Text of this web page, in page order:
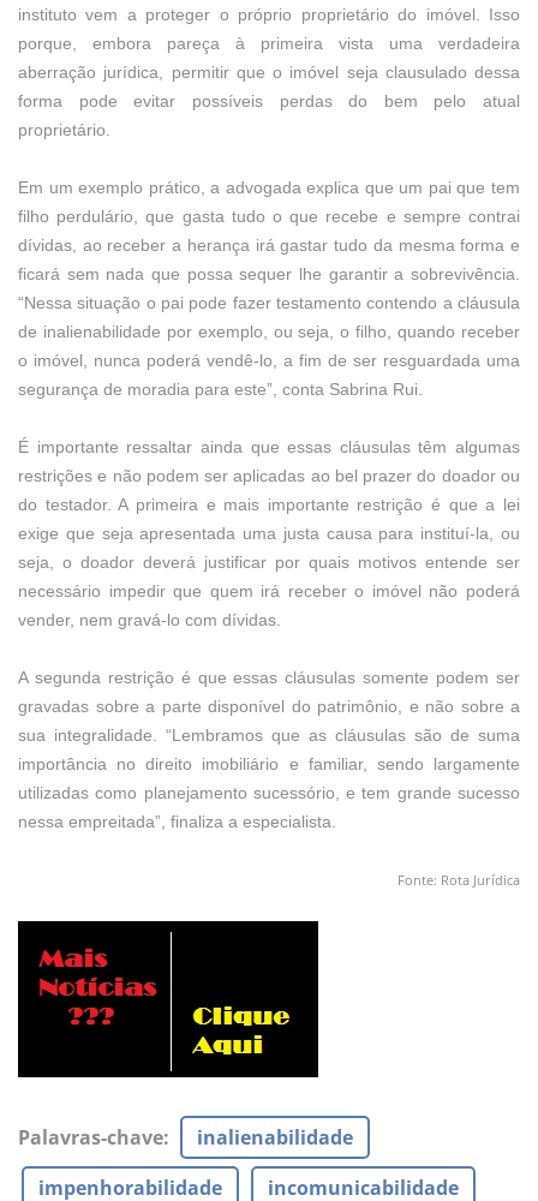
instituto vem a proteger o próprio proprietário do imóvel. Isso
porque, embora pareça à primeira vista uma verdadeira
aberração jurídica, permitir que o imóvel seja clausulado dessa
forma pode evitar possíveis perdas do bem pelo atual
proprietário.
Em um exemplo prático, a advogada explica que um pai que tem
filho perdulário, que gasta tudo o que recebe e sempre contrai
dívidas, ao receber a herança irá gastar tudo da mesma forma e
ficará sem nada que possa sequer lhe garantir a sobrevivência.
“Nessa situação o pai pode fazer testamento contendo a cláusula
de inalienabilidade por exemplo, ou seja, o filho, quando receber
o imóvel, nunca poderá vendê-lo, a fim de ser resguardada uma
segurança de moradia para este”, conta Sabrina Rui.
É importante ressaltar ainda que essas cláusulas têm algumas
restrições e não podem ser aplicadas ao bel prazer do doador ou
do testador. A primeira e mais importante restrição é que a lei
exige que seja apresentada uma justa causa para instituí-la, ou
seja, o doador deverá justificar por quais motivos entende ser
necessário impedir que quem irá receber o imóvel não poderá
vender, nem gravá-lo com dívidas.
A segunda restrição é que essas cláusulas somente podem ser
gravadas sobre a parte disponível do patrimônio, e não sobre a
sua integralidade. “Lembramos que as cláusulas são de suma
importância no direito imobiliário e familiar, sendo largamente
utilizadas como planejamento sucessório, e tem grande sucesso
nessa empreitada”, finaliza a especialista.
Fonte: Rota Jurídica
Palavras-chave:
inalienabilidade
impenhorabilidade
incomunicabilidade